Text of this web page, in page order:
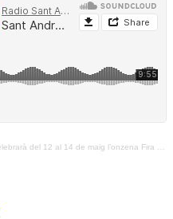
del 12 al 14 de maig l’onzena Fira de Primavera